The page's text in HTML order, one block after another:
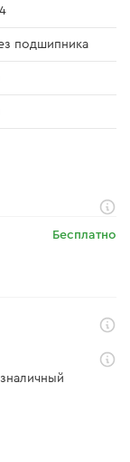
подшипника
Бесплатно